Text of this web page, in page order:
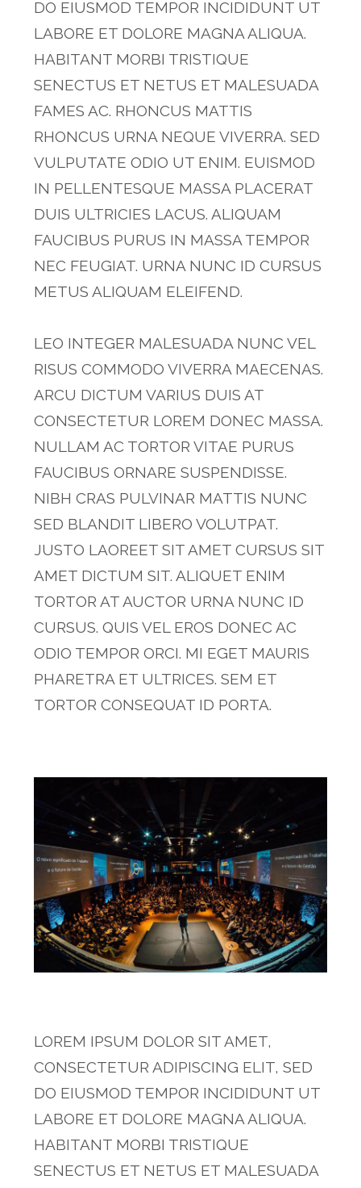
DO EIUSMOD TEMPOR INCIDIDUNT UT
LABORE ET DOLORE MAGNA ALIQUA.
HABITANT MORBI TRISTIQUE
SENECTUS ET NETUS ET MALESUADA
FAMES AC. RHONCUS MATTIS
RHONCUS URNA NEQUE VIVERRA. SED
VULPUTATE ODIO UT ENIM. EUISMOD
IN PELLENTESQUE MASSA PLACERAT
DUIS ULTRICIES LACUS. ALIQUAM
FAUCIBUS PURUS IN MASSA TEMPOR
NEC FEUGIAT. URNA NUNC ID CURSUS
METUS ALIQUAM ELEIFEND.
LEO INTEGER MALESUADA NUNC VEL
RISUS COMMODO VIVERRA MAECENAS.
ARCU DICTUM VARIUS DUIS AT
CONSECTETUR LOREM DONEC MASSA.
NULLAM AC TORTOR VITAE PURUS
FAUCIBUS ORNARE SUSPENDISSE.
NIBH CRAS PULVINAR MATTIS NUNC
SED BLANDIT LIBERO VOLUTPAT.
JUSTO LAOREET SIT AMET CURSUS SIT
AMET DICTUM SIT. ALIQUET ENIM
TORTOR AT AUCTOR URNA NUNC ID
CURSUS. QUIS VEL EROS DONEC AC
ODIO TEMPOR ORCI. MI EGET MAURIS
PHARETRA ET ULTRICES. SEM ET
TORTOR CONSEQUAT ID PORTA.
LOREM IPSUM DOLOR SIT AMET,
CONSECTETUR ADIPISCING ELIT, SED
DO EIUSMOD TEMPOR INCIDIDUNT UT
LABORE ET DOLORE MAGNA ALIQUA.
HABITANT MORBI TRISTIQUE
SENECTUS ET NETUS ET MALESUADA